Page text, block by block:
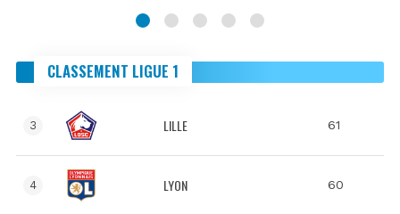
CLASSEMENT LIGUE 1
3 LILLE 61
4 LYON 60